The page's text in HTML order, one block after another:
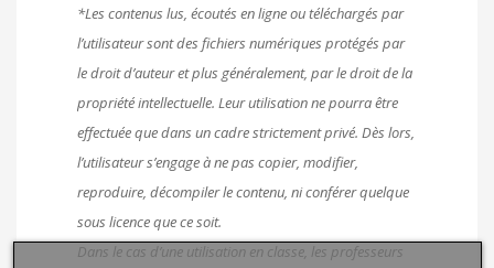
*Les contenus lus, écoutés en ligne ou téléchargés par
l’utilisateur sont des fichiers numériques protégés par
le droit d’auteur et plus généralement, par le droit de la
propriété intellectuelle. Leur utilisation ne pourra être
effectuée que dans un cadre strictement privé. Dès lors,
l’utilisateur s’engage à ne pas copier, modifier,
reproduire, décompiler le contenu, ni conférer quelque
sous licence que ce soit.
Dans le cas d’une utilisation en classe, les professeurs